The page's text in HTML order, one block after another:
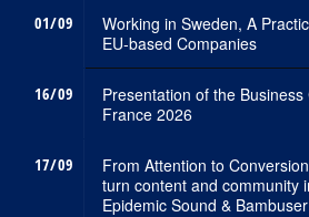
01/09
Working in Sweden, A
EU-based Companies
16/09
Presentation of the
France 2026
17/09
From Attention to
turn content and community
Epidemic Sound & Bambuser